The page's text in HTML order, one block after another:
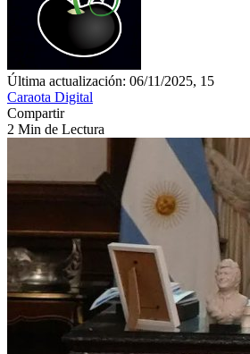
Última actualización: 06/11/2025, 15
Caraota Digital
Compartir
2 Min de Lectura